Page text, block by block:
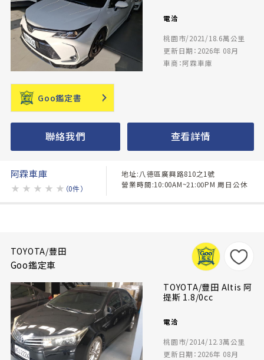
電洽
桃園市/2021/18.6萬公里
更新日期：2026年 08月
車商：阿霖車庫
Goo鑑定書
聯絡我們 查看詳情
阿霖車庫
★ ★ ★ ★ ★ （0件）
地址:八德區廣興路810之1號
營業時間:10:00AM~21:00PM 周日公休
TOYOTA/豐田
Goo鑑定車
TOYOTA/豐田 Altis 阿
提斯 1.8/0cc
電洽
桃園市/2014/12.3萬公里
更新日期：2026年 08月